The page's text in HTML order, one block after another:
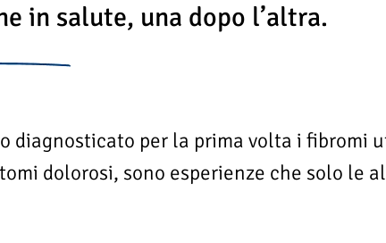
in salute, una dopo l’altra.
diagnosticato per la prima volta i fibromi
dolorosi, sono esperienze che solo le